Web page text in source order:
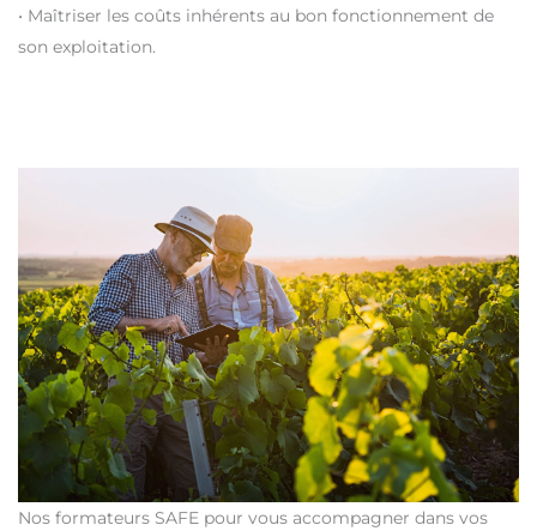
• Maîtriser les coûts inhérents au bon fonctionnement de
son exploitation.
Nos formateurs SAFE pour vous accompagner dans vos